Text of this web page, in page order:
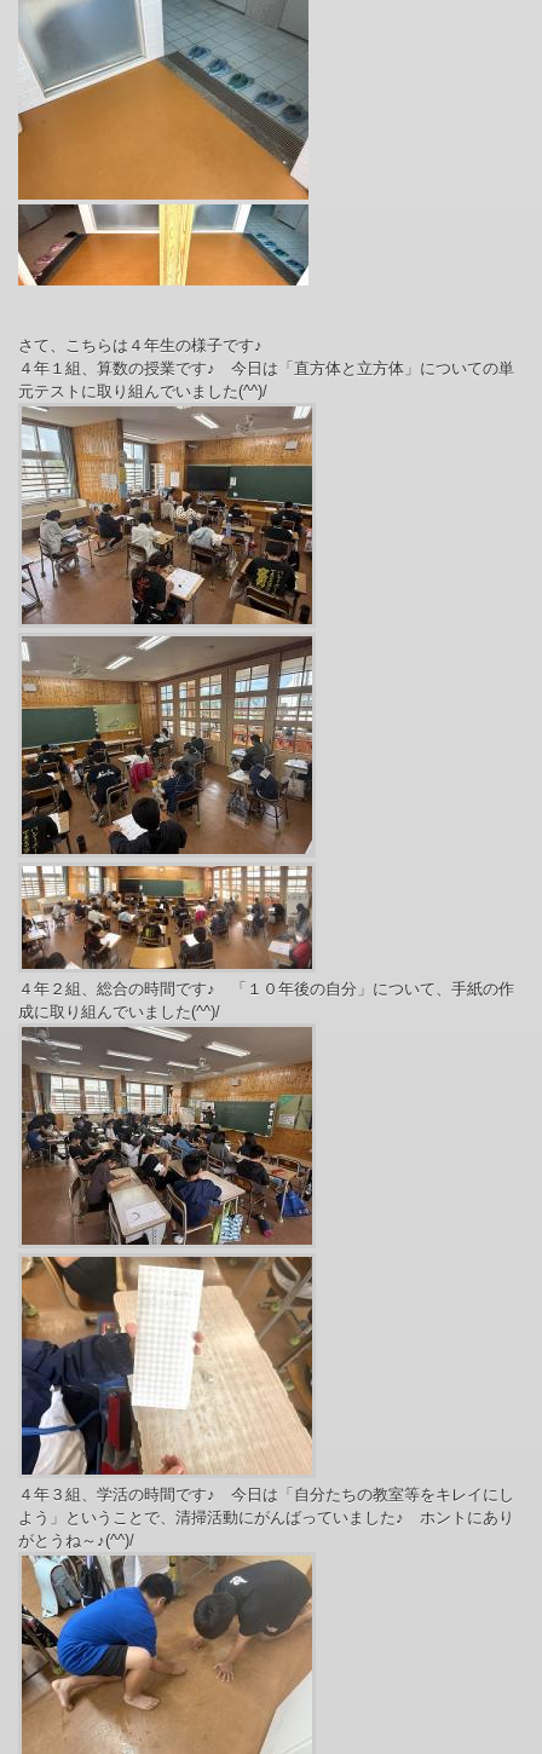
さて、こちらは４年生の様子です♪
４年１組、算数の授業です♪ 今日は「直方体と立方体」についての単
元テストに取り組んでいました(^^)/
４年２組、総合の時間です♪ 「１０年後の自分」について、手紙の作
成に取り組んでいました(^^)/
４年３組、学活の時間です♪ 今日は「自分たちの教室等をキレイにし
よう」ということで、清掃活動にがんばっていました♪ ホントにあり
がとうね～♪(^^)/